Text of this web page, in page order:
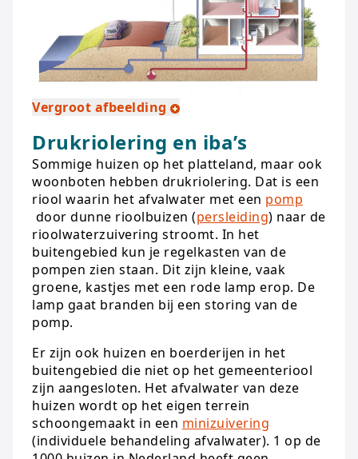
Vergroot afbeelding
Drukriolering en iba’s
Sommige huizen op het platteland, maar ook
woonboten hebben drukriolering. Dat is een
riool waarin het afvalwater met een pomp
door dunne rioolbuizen (persleiding) naar de
rioolwaterzuivering stroomt. In het
buitengebied kun je regelkasten van de
pompen zien staan. Dit zijn kleine, vaak
groene, kastjes met een rode lamp erop. De
lamp gaat branden bij een storing van de
pomp.
Er zijn ook huizen en boerderijen in het
buitengebied die niet op het gemeenteriool
zijn aangesloten. Het afvalwater van deze
huizen wordt op het eigen terrein
schoongemaakt in een minizuivering
(individuele behandeling afvalwater). 1 op de